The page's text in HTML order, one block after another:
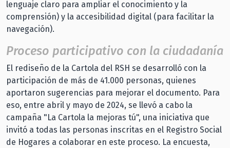
lenguaje claro para ampliar el conocimiento y la
comprensión) y la accesibilidad digital (para facilitar la
navegación).
Proceso participativo con la ciudadanía
El rediseño de la Cartola del RSH se desarrolló con la
participación de más de 41.000 personas, quienes
aportaron sugerencias para mejorar el documento. Para
eso, entre abril y mayo de 2024, se llevó a cabo la
campaña "La Cartola la mejoras tú", una iniciativa que
invitó a todas las personas inscritas en el Registro Social
de Hogares a colaborar en este proceso. La encuesta,